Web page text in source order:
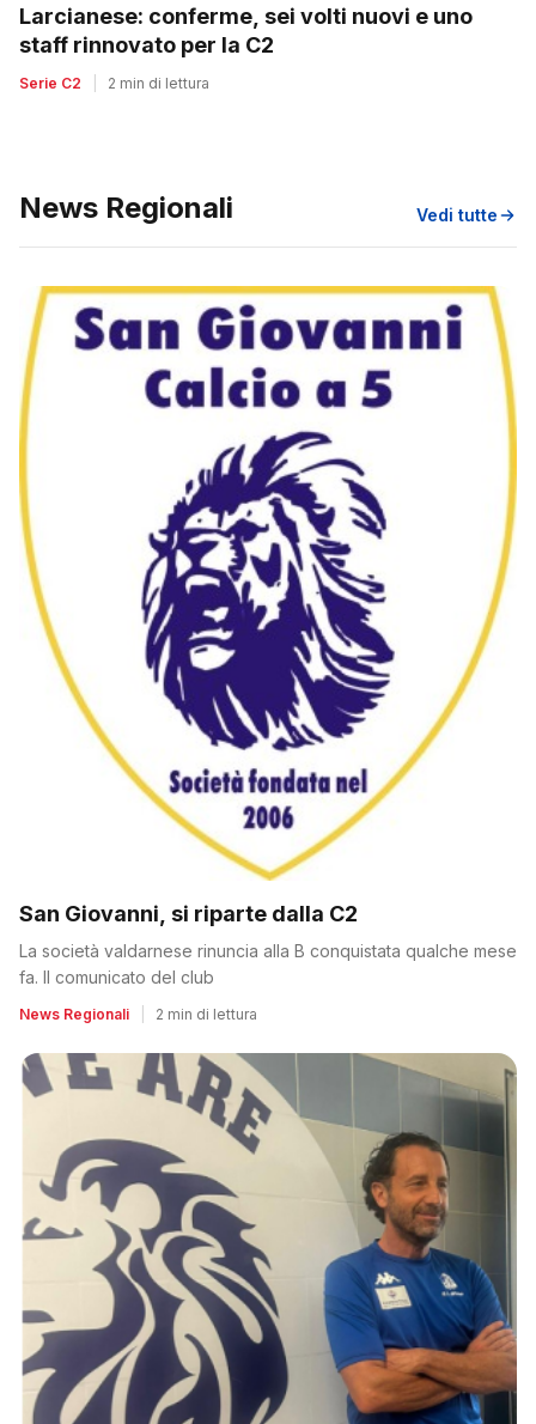
Larcianese: conferme, sei volti nuovi e uno
staff rinnovato per la C2
Serie C2 2 min di lettura
News Regionali Vedi tutte
San Giovanni, si riparte dalla C2
La società valdarnese rinuncia alla B conquistata qualche mese
fa. Il comunicato del club
News Regionali 2 min di lettura